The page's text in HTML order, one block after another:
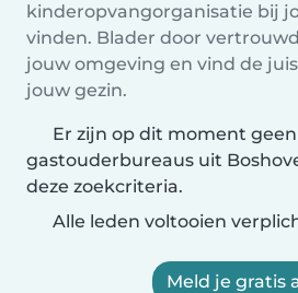
kinderopvangorganisatie bij
vinden. Blader door
jouw omgeving en vind de
jouw gezin.
Er zijn op dit moment geen
gastouderbureaus uit
deze zoekcriteria.
Alle leden voltooien
Meld je gratis